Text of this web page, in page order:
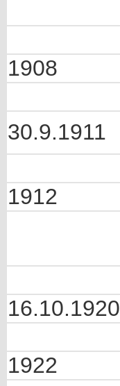
1908
30.9.1911
1912
16.10.1920
1922